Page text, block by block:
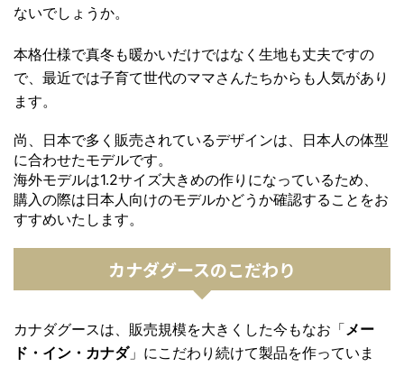
ないでしょうか。
本格仕様で真冬も暖かいだけではなく生地も丈夫ですの
で、最近では子育て世代のママさんたちからも人気があり
ます。
尚、日本で多く販売されているデザインは、日本人の体型
に合わせたモデルです。
海外モデルは1.2サイズ大きめの作りになっているため、
購入の際は日本人向けのモデルかどうか確認することをお
すすめいたします。
カナダグースのこだわり
カナダグースは、販売規模を大きくした今もなお「メー
ド・イン・カナダ」にこだわり続けて製品を作っていま